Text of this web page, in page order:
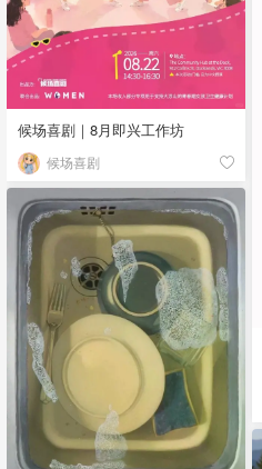
候场喜剧｜8月即兴工作坊
候场喜剧